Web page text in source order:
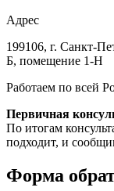
Адрес
199106, г. Санкт-
Б, помещение 1-Н
Работаем по всей
Первичная
По итогам
подходит, и
Форма